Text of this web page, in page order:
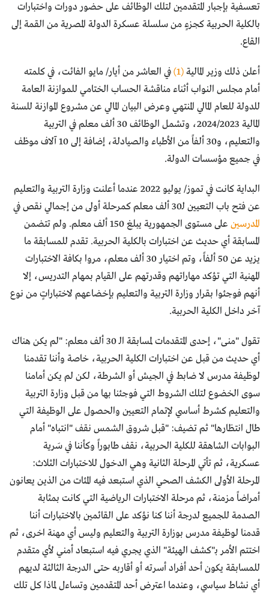
تعسفية بإجبار المتقدمين لتلك الوظائف على حضور دورات واختبارات
بالكلية الحربية كجزءٍ من سلسلة عسكرة الدولة المصرية من القمة إلى
القاع.
أعلن ذلك وزير المالية(1)
في العاشر من أيار/ مايو الفائت، في كلمته
أمام مجلس النواب أثناء مناقشة الحساب الختامي للموازنة العامة
للدولة للعام المالي المنتهي وعرض البيان المالي عن مشروع الموازنة للسنة
المالية 2024/2023، وتشمل الوظائف 30 ألف معلم في التربية
والتعليم، و30 ألفاً من الأطباء والصيادلة، إضافة إلى 10 آلاف موظف
في جميع مؤسسات الدولة.
البداية كانت في تموز/ يوليو 2022 عندما أعلنت وزارة التربية والتعليم
عن فتح باب التعيين لـ30 ألف معلم كمرحلة أولى من إجمالي نقص في
المدرسين
على مستوى الجمهورية يبلغ 150 ألف معلم. ولم تتضمن
المسابقة أي حديث عن اختبارات بالكلية الحربية. تقدم للمسابقة ما
يزيد عن 50 ألفاً، وتم اختيار 30 ألف معلم، مروا بكافة الاختبارات
المهنية التي تؤكد مهاراتهم وقدرتهم على القيام بمهام التدريس، إلا
أنهم فوجئوا بقرار وزارة التربية والتعليم بإخضاعهم لاختباراتٍ من نوع
آخر داخل الكلية الحربية.
تقول "منى"، إحدى المتقدمات لمسابقة الـ 30 ألف معلم: "لم يكن هناك
أي حديث من قبل عن اختبارات الكلية الحربية، خاصة وأننا تقدمنا
لوظيفة مدرس لا ضابط في الجيش أو الشرطة، لكن لم يكن أمامنا
سوى الخضوع لتلك الشروط التي فوجئنا بها من قبل وزارة التربية
والتعليم كشرط أساسي لإتمام التعيين والحصول على الوظيفة التي
طال انتظارها" ثم تضيف: "قبل شروق الشمس نقف "انتباه" أمام
البوابات الشاهقة للكلية الحربية، نقف طابوراً وكأننا في سَرية
عسكرية، ثم تأتي المرحلة الثانية وهي الدخول للاختبارات الثلاث:
المرحلة الأولى الكشف الصحي الذي استبعد فيه المئات من الذين يعانون
أمراضاً مزمنة، ثم مرحلة الاختبارات الرياضية التي كانت بمثابة
الصدمة للجميع لدرجة أننا كنا نؤكد على القائمين بالاختبارات أننا
قدمنا لوظيفة مدرس بوزارة التربية والتعليم وليس أي مهنة اخرى، ثم
اختتم الأمر بـ"كشف الهيئة" الذي يجري فيه استبعاد أمني لأي متقدم
للمسابقة يكون أحد أفراد أسرته أو أقاربه حتى الدرجة الثالثة لديهم
أي نشاط سياسي، وعندما اعترض أحد المتقدمين وتساءل لماذا كل تلك